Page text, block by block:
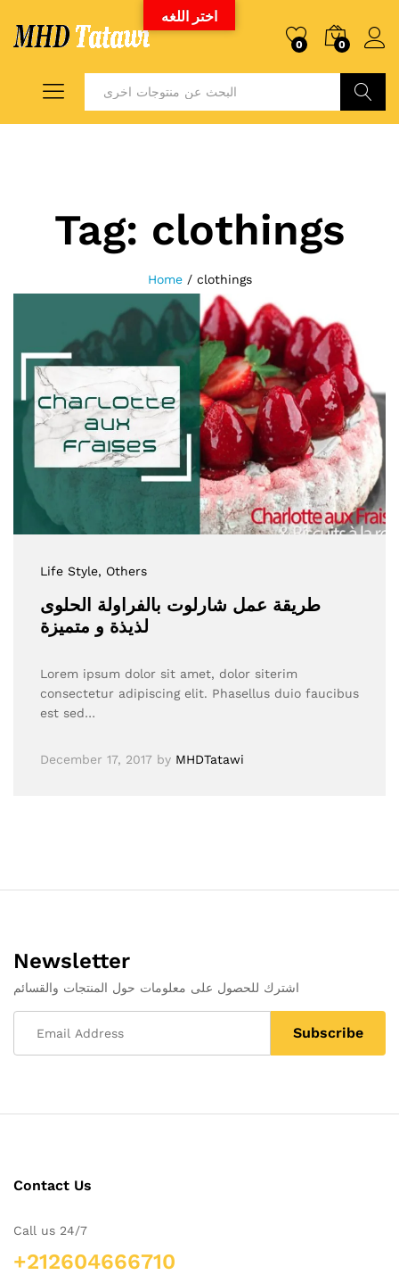
0 0
Tag: clothings
Home / clothings
Life Style, Others
طريقة عمل شارلوت بالفراولة الحلوى
لذيذة و متميزة
Lorem ipsum dolor sit amet, dolor siterim
consectetur adipiscing elit. Phasellus duio faucibus
est sed…
December 17, 2017 by MHDTatawi
Newsletter
اشترك للحصول على معلومات حول المنتجات والقسائم
Contact Us
Call us 24/7
+212604666710
اختر اللغه